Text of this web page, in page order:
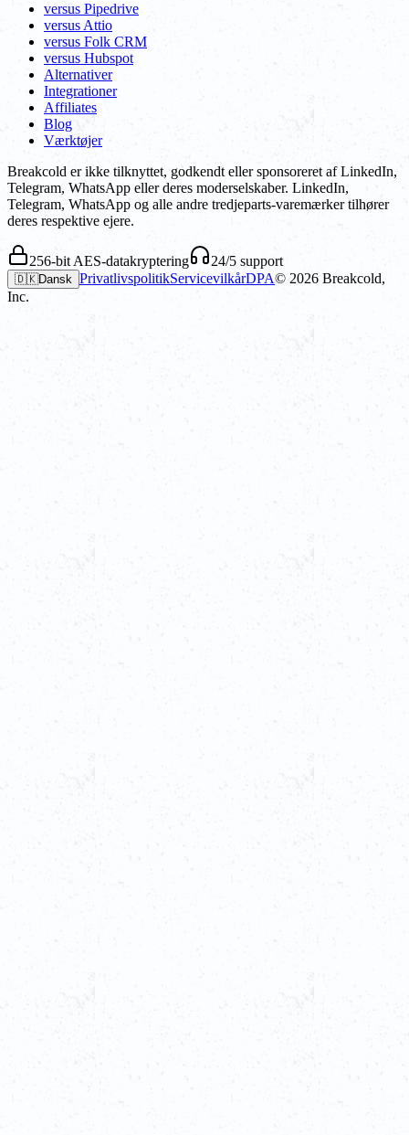
versus Pipedrive
versus Attio
versus Folk CRM
versus Hubspot
Alternativer
Integrationer
Affiliates
Blog
Værktøjer
Breakcold er ikke tilknyttet, godkendt eller sponsoreret af LinkedIn,
Telegram, WhatsApp eller deres moderselskaber. LinkedIn,
Telegram, WhatsApp og alle andre tredjeparts-varemærker tilhører
deres respektive ejere.
256-bit AES-datakryptering 24/5 support
🇩🇰Dansk PrivatlivspolitikServicevilkårDPA© 2026 Breakcold,
Inc.